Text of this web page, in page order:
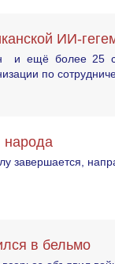
ИИ-
и ещё более 25
по
завершается,
в бельмо